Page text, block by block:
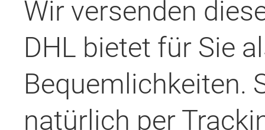
Wir versenden
DHL bietet für Sie
Bequemlichkeiten.
natürlich per